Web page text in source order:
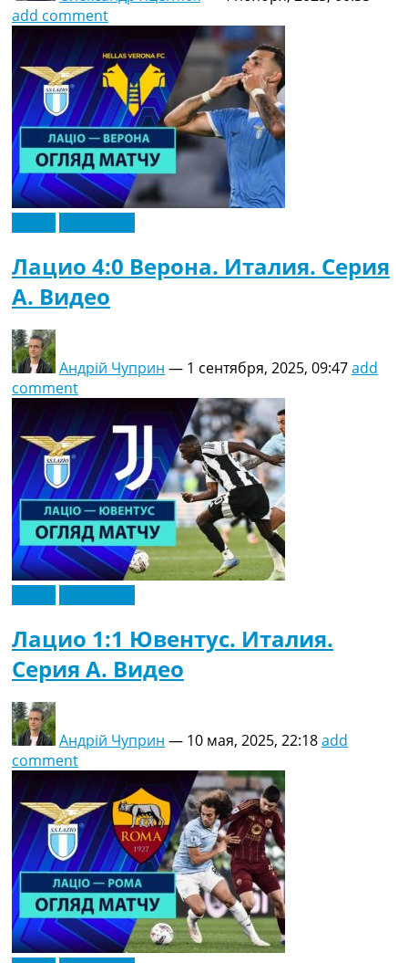
add comment
Лацио 4:0 Верона. Италия. Серия
A. Видео
Андрій Чуприн — 1 сентября, 2025, 09:47add
comment
Лацио 1:1 Ювентус. Италия.
Серия A. Видео
Андрій Чуприн — 10 мая, 2025, 22:18add
comment